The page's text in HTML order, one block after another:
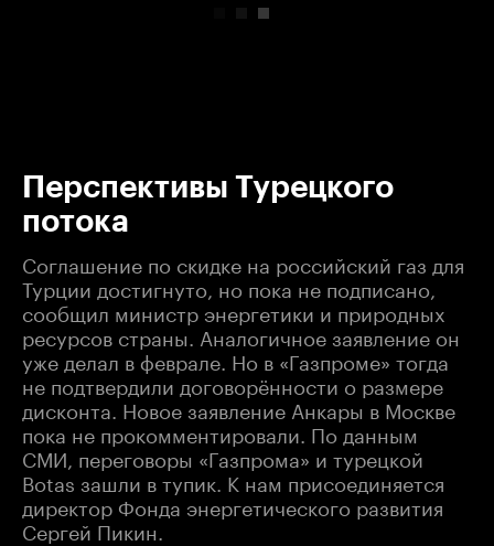
Перспективы Турецкого
потока
Соглашение по скидке на российский газ для
Турции достигнуто, но пока не подписано,
сообщил министр энергетики и природных
ресурсов страны. Аналогичное заявление он
уже делал в феврале. Но в «Газпроме» тогда
не подтвердили договорённости о размере
дисконта. Новое заявление Анкары в Москве
пока не прокомментировали. По данным
СМИ, переговоры «Газпрома» и турецкой
Botas зашли в тупик. К нам присоединяется
директор Фонда энергетического развития
Сергей Пикин.